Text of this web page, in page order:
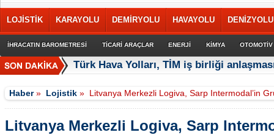
LOJİSTİK KARAYOLU DEMİRYOLU HAVAYOLU DENİZYOLU
İHRACATIN BAROMETRESİ TİCARİ ARAÇLAR ENERJİ KİMYA OTOMOTİV
Türk Hava Yolları, TİM iş birliği
Haber» Lojistik » Litvanya Merkezli Logiva, Sarp Intermodal’in
Litvanya Merkezli Logiva, Sarp